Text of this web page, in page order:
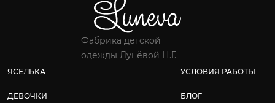
Фабрика детской
одежды Лунёвой Н.Г.
ЯСЕЛЬКА
ДЕВОЧКИ
УСЛОВИЯ РАБОТЫ
БЛОГ